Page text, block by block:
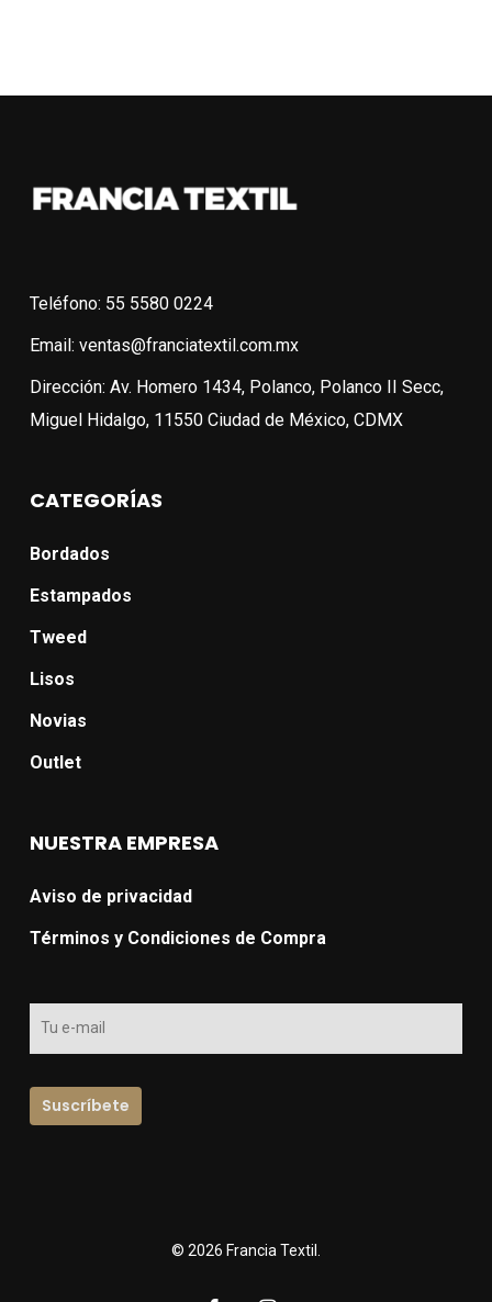
Teléfono: 55 5580 0224
Email: ventas@franciatextil.com.mx
Dirección: Av. Homero 1434, Polanco, Polanco II Secc,
Miguel Hidalgo, 11550 Ciudad de México, CDMX
CATEGORÍAS
Bordados
Estampados
Tweed
Lisos
Novias
Outlet
NUESTRA EMPRESA
Aviso de privacidad
Términos y Condiciones de Compra
© 2026 Francia Textil.